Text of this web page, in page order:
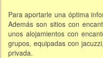
Para aportarle una óptima
Además son sitios con
unos alojamientos con
grupos, equipadas con
privada.